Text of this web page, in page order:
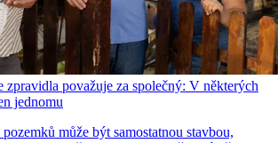
zpravidla považuje za společný: V některých
jednomu
může být samostatnou stavbou,